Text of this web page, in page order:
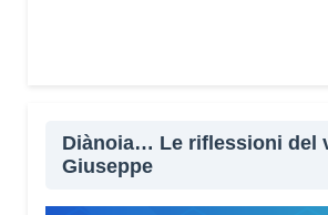
Diànoia… Le riflessioni del
Giuseppe